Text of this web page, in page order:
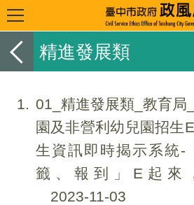
精進發展類
1
01_精進發展類_教育局
園及非營利幼兒園招生
生資訊即時揭示系統-
籤、報到」E起來
2023-11-03